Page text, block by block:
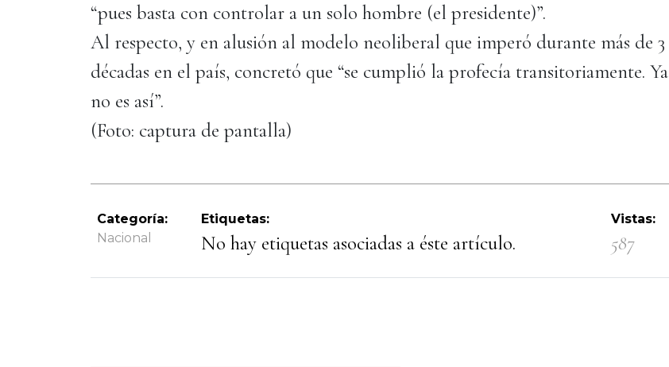
“pues basta con controlar a un solo hombre (el presidente)”.
Al respecto, y en alusión al modelo neoliberal que imperó durante más de 3
décadas en el país, concretó que “se cumplió la profecía transitoriamente. Ya
no es así”.
(Foto: captura de pantalla)
Categoría:
Nacional
Etiquetas:
No hay etiquetas asociadas a éste artículo.
Vistas:
587